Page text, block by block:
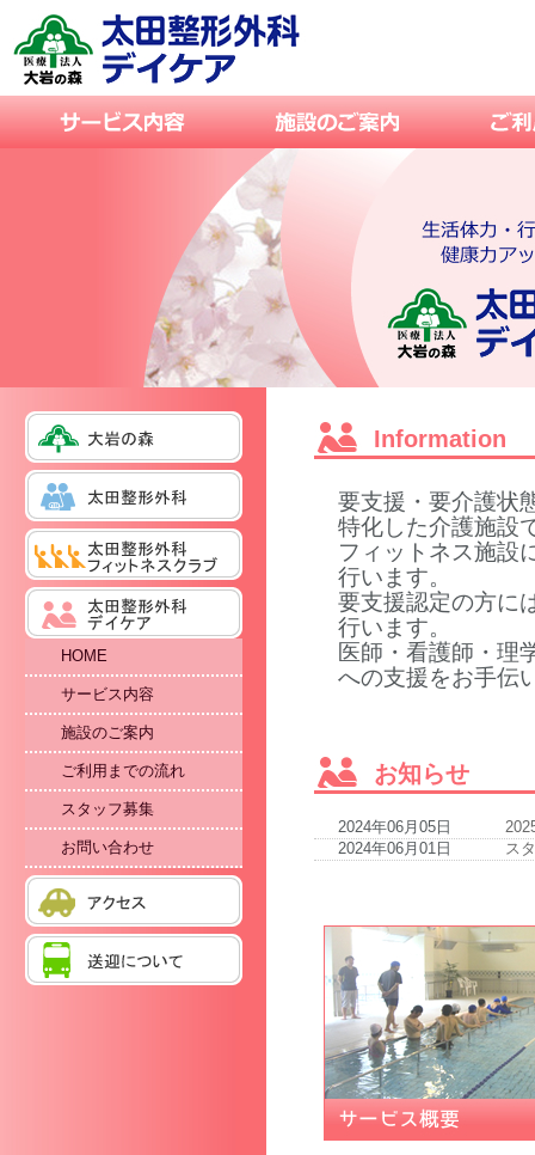
HOME
サービス内容
施設のご案内
ご利用までの流れ
スタッフ募集
お問い合わせ
Information
要支援・要介護状
特化した介護施設
フィットネス施設
行います。
要支援認定の方に
行います。
医師・看護師・理
への支援をお手伝
お知らせ
2024年06月05日
2024年06月01日
ス